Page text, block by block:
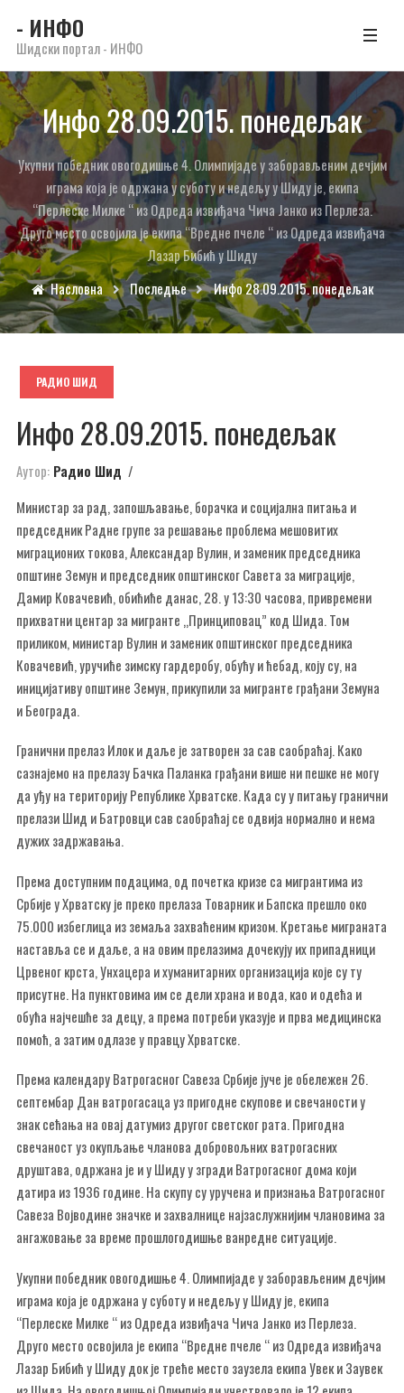
- ИНФО
Шидски портал - ИНФО
Инфо 28.09.2015. понедељак
Укупни победник овогодишње 4. Олимпијаде у заборављеним дечјим
играма која је одржана у суботу и недељу у Шиду је, екипа
“Перлеске Милке “ из Одреда извиђача Чича Јанко из Перлеза.
Друго место освојила је екипа “Вредне пчеле “ из Одреда извиђача
Лазар Бибић у Шиду
Насловна
Последње Инфо 28.09.2015. понедељак
РАДИО ШИД
Инфо 28.09.2015. понедељак
Аутор: Радио Шид
Министар за рад, запошљавање, борачка и социјална питања и
председник Радне групе за решавање проблема мешовитих
миграционих токова, Александар Вулин, и заменик председника
општине Земун и председник општинског Савета за миграције,
Дамир Ковачевић, обићиће данас, 28. у 13:30 часова, привремени
прихватни центар за мигранте „Принциповац” код Шида. Том
приликом, министар Вулин и заменик општинског председника
Ковачевић, уручиће зимску гардеробу, обућу и ћебад, коју су, на
иницијативу општине Земун, прикупили за мигранте грађани Земуна
и Београда.
Гранични прелаз Илок и даље је затворен за сав саобраћај. Како
сазнајемо на прелазу Бачка Паланка грађани више ни пешке не могу
да уђу на територију Републике Хрватске. Када су у питању гранични
прелази Шид и Батровци сав саобраћај се одвија нормално и нема
дужих задржавања.
Према доступним подацима, од почетка кризе са мигрантима из
Србије у Хрватску је преко прелаза Товарник и Бапска прешло око
75.000 избеглица из земаља захваћеним кризом. Кретање миграната
наставља се и даље, а на овим прелазима дочекују их припадници
Црвеног крста, Унхацера и хуманитарних организација које су ту
присутне. На пунктовима им се дели храна и вода, као и одећа и
обућа најчешће за децу, а према потреби указује и прва медицинска
помоћ, а затим одлазе у правцу Хрватске.
Према календару Ватрогасног Савеза Србије јуче је обележен 26.
септембар Дан ватрогасаца уз пригодне скупове и свечаности у
знак сећања на овај датумиз другог светског рата. Пригодна
свечаност уз окупљање чланова добровољних ватрогасних
друштава, одржана је и у Шиду у згради Ватрогасног дома који
датира из 1936 године. На скупу су уручена и признања Ватрогасног
Савеза Војводине значке и захвалнице најзаслужнијим члановима за
ангажовање за време прошлогодишње ванредне ситуације.
Укупни победник овогодишње 4. Олимпијаде у заборављеним дечјим
играма која је одржана у суботу и недељу у Шиду је, екипа
“Перлеске Милке “ из Одреда извиђача Чича Јанко из Перлеза.
Друго место освојила је екипа “Вредне пчеле “ из Одреда извиђача
Лазар Бибић у Шиду док је треће место заузела екипа Увек и Заувек